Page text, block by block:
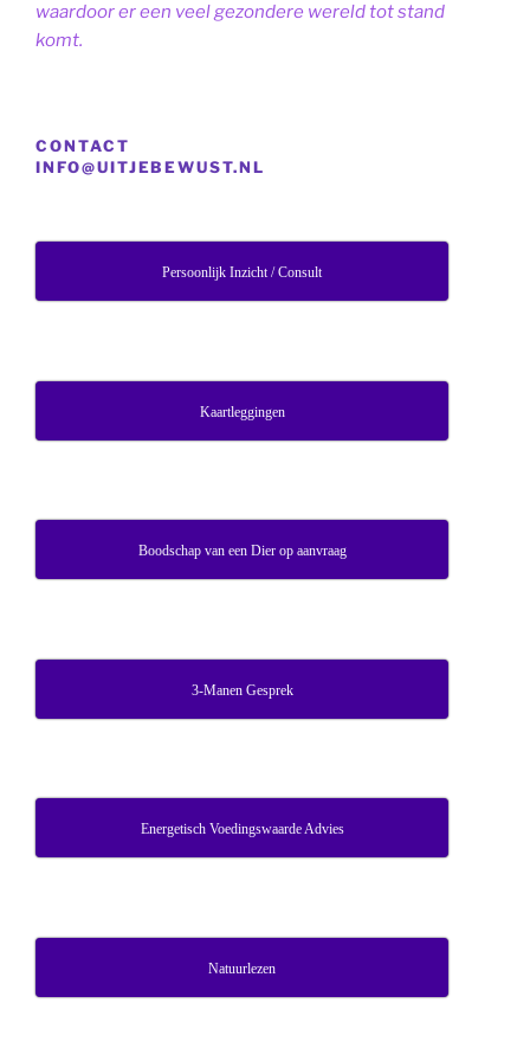
waardoor er een veel gezondere wereld tot stand
komt.
CONTACT
INFO@UITJEBEWUST.NL
Persoonlijk Inzicht / Consult
Kaartleggingen
Boodschap van een Dier op aanvraag
3-Manen Gesprek
Energetisch Voedingswaarde Advies
Natuurlezen